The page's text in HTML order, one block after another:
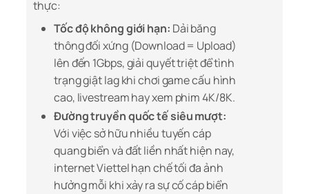
thực:
Tốc độ không giới hạn: Dải băng
thông đối xứng (Download = Upload)
lên đến 1Gbps, giải quyết triệt để tình
trạng giật lag khi chơi game cấu hình
cao, livestream hay xem phim 4K/8K.
Đường truyền quốc tế siêu mượt:
Với việc sở hữu nhiều tuyến cáp
quang biển và đất liền nhất hiện nay,
internet Viettel hạn chế tối đa ảnh
hưởng mỗi khi xảy ra sự cố cáp biển